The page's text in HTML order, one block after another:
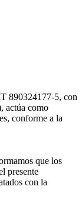
890324177-5, con
actúa como
conforme a la
que los
presente
con la